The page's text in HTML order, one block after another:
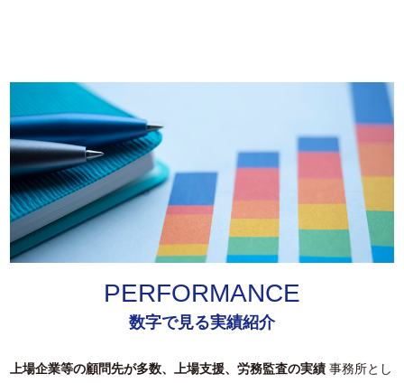
PERFORMANCE
数字で見る実績紹介
上場企業等の顧問先が多数、上場支援、労務監査の実績 事務所とし